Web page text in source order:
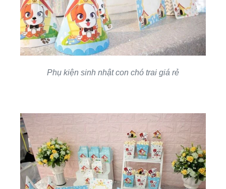
Phụ kiện sinh nhật con chó trai giá rẻ